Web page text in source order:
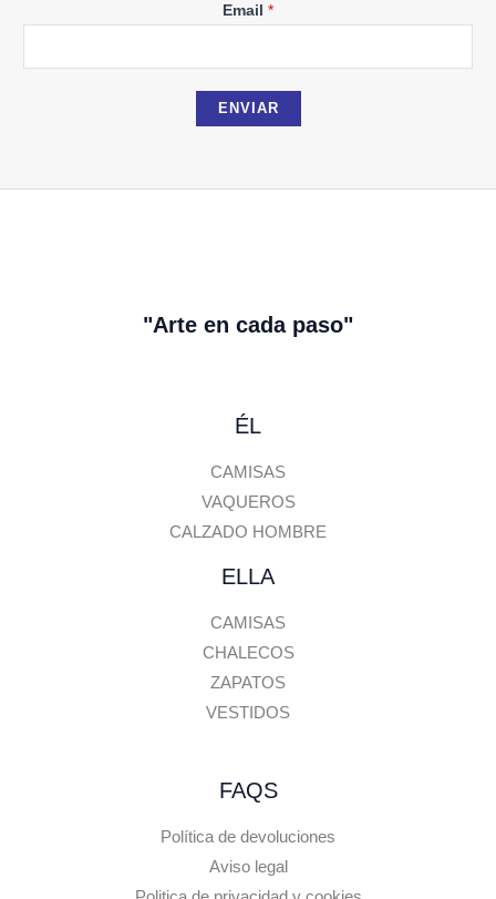
N
b
r
Email *
ENVIAR
"Arte en cada paso"
ÉL
CAMISAS
VAQUEROS
CALZADO HOMBRE
ELLA
CAMISAS
CHALECOS
ZAPATOS
VESTIDOS
FAQS
Política de devoluciones
Aviso legal